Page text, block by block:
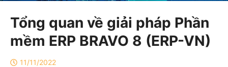
Tổng quan về giải pháp Phần
mềm ERP BRAVO 8 (ERP-VN)
11/11/2022